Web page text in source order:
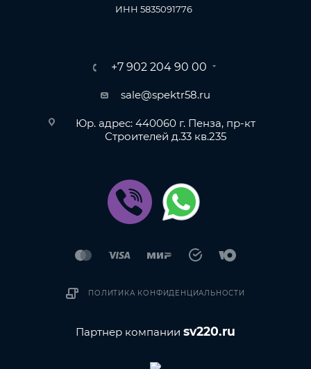
ИНН 5835091776
+7 902 204 90 00
sale@spektr58.ru
Юр. адрес: 440060 г. Пенза, пр-кт
Строителей д.33 кв.235
ПОЛИТИКА КОНФИДЕНЦИАЛЬНОСТИ
Партнер компании sv220.ru